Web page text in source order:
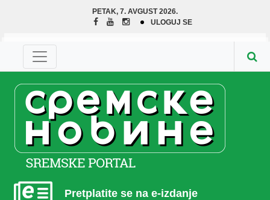
PETAK, 7. AVGUST 2026.
ULOGUJ SE
Pretplatite se na e-izdanje